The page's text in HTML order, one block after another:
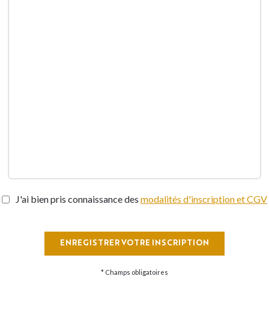
J'ai bien pris connaissance des modalités d'inscription et CGV
ENREGISTRER VOTRE INSCRIPTION
* Champs obligatoires